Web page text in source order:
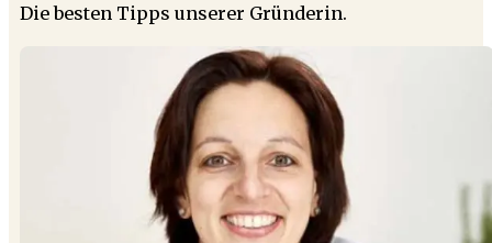
Die besten Tipps unserer Gründerin.